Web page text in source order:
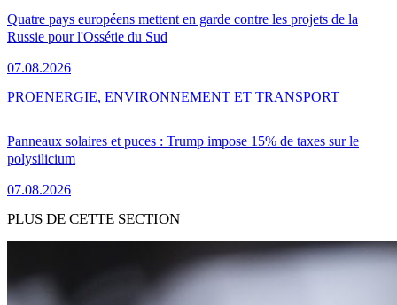
Quatre pays européens mettent en garde contre les projets de la
Russie pour l'Ossétie du Sud
07.08.2026
Panneaux solaires et puces : Trump impose 15% de taxes sur le
polysilicium
07.08.2026
PROENERGIE, ENVIRONNEMENT ET TRANSPORT
PLUS DE CETTE SECTION